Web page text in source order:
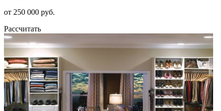
от 250 000 руб.
Рассчитать